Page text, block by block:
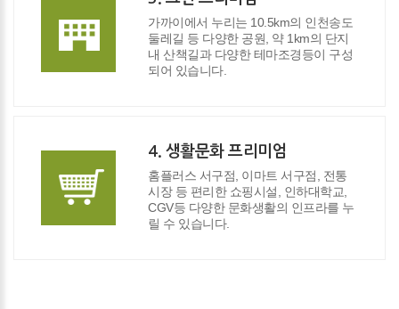
가까이에서 누리는 10.5km의 인천송도
둘레길 등 다양한 공원, 약 1km의 단지
내 산책길과 다양한 테마조경등이 구성
되어 있습니다.
4. 생활문화 프리미엄
홈플러스 서구점, 이마트 서구점, 전통
시장 등 편리한 쇼핑시설, 인하대학교,
CGV등 다양한 문화생활의 인프라를 누
릴 수 있습니다.